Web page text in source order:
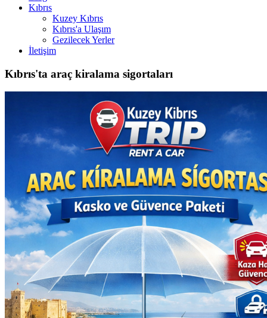
Kıbrıs
Kuzey Kıbrıs
Kıbrıs'a Ulaşım
Gezilecek Yerler
İletişim
Kıbrıs'ta araç kiralama sigortaları